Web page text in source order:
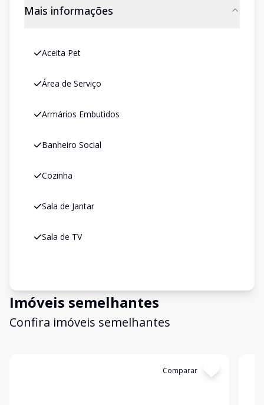
Mais informações
Aceita Pet
Área de Serviço
Armários Embutidos
Banheiro Social
Cozinha
Sala de Jantar
Sala de TV
Imóveis semelhantes
Confira imóveis semelhantes
Comparar